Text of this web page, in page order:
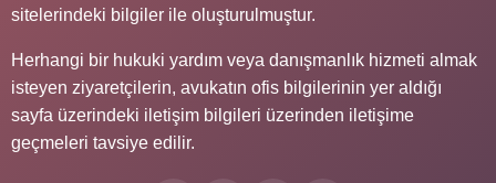
sitelerindeki bilgiler ile oluşturulmuştur.
Herhangi bir hukuki yardım veya danışmanlık hizmeti almak
isteyen ziyaretçilerin, avukatın ofis bilgilerinin yer aldığı
sayfa üzerindeki iletişim bilgileri üzerinden iletişime
geçmeleri tavsiye edilir.